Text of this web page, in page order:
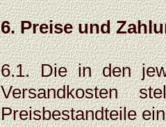
6. Preise und
6.1. Die in den
Versandkosten
Preisbestandteile